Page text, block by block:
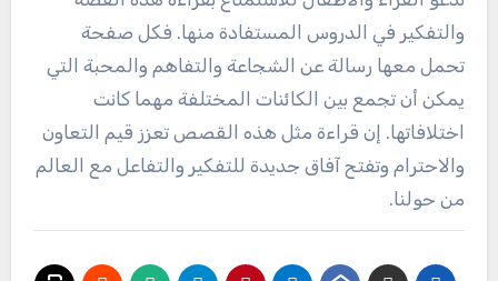
والتفكير في الدروس المستفادة منها. فكل صفحة
تحمل معها رسالة عن الشجاعة والتفاهم والمحبة التي
يمكن أن تجمع بين الكائنات المختلفة مهما كانت
اختلافاتها. إن قراءة مثل هذه القصص تعزز قيم التعاون
والاحترام وتفتح آفاق جديدة للتفكير والتفاعل مع العالم
من حولنا.